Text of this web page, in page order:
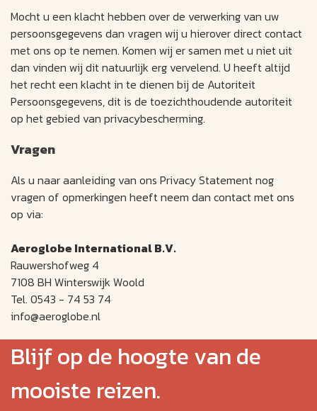
Mocht u een klacht hebben over de verwerking van uw
persoonsgegevens dan vragen wij u hierover direct contact
met ons op te nemen. Komen wij er samen met u niet uit
dan vinden wij dit natuurlijk erg vervelend. U heeft altijd
het recht een klacht in te dienen bij de Autoriteit
Persoonsgegevens, dit is de toezichthoudende autoriteit
op het gebied van privacybescherming.
Vragen
Als u naar aanleiding van ons Privacy Statement nog
vragen of opmerkingen heeft neem dan contact met ons
op via:
Aeroglobe International B.V.
Rauwershofweg 4
7108 BH Winterswijk Woold
Tel. 0543 - 74 53 74
info@aeroglobe.nl
Blijf op de hoogte van de
mooiste reizen.